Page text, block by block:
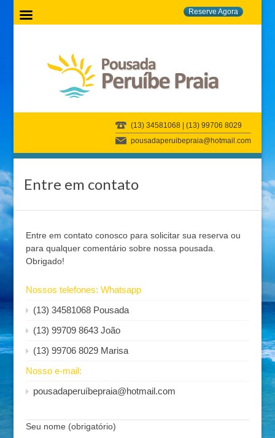
Reserve Agora
(13) 34581068 | (13) 99706 8029
pousadaperuibepraia@hotmail.com
Entre em contato
Entre em contato conosco para solicitar sua reserva ou
para qualquer comentário sobre nossa pousada.
Obrigado!
Nossos telefones: Whatsapp
(13) 34581068 Pousada
(13) 99709 8643 João
(13) 99706 8029 Marisa
Nosso e-mail:
pousadaperuíbepraia@hotmail.com
Seu nome (obrigatório)